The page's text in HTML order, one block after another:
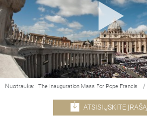
Nuotrauka: The Inauguration Mass For Pope Francis /
ATSISIŲSKITE ĮRAŠĄ